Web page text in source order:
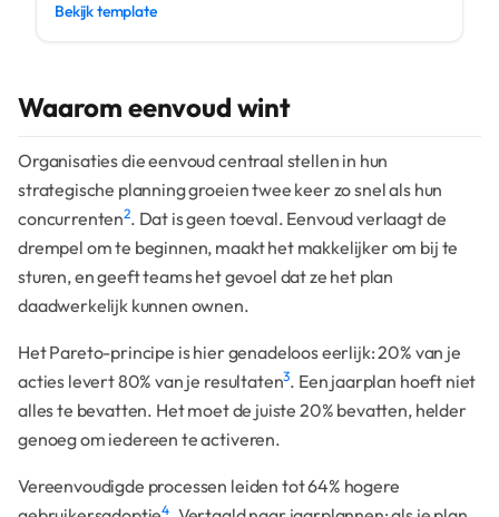
Bekijk template
Waarom eenvoud wint
Organisaties die eenvoud centraal stellen in hun
strategische planning groeien twee keer zo snel als hun
concurrenten2. Dat is geen toeval. Eenvoud verlaagt de
drempel om te beginnen, maakt het makkelijker om bij te
sturen, en geeft teams het gevoel dat ze het plan
daadwerkelijk kunnen ownen.
Het Pareto-principe is hier genadeloos eerlijk: 20% van je
acties levert 80% van je resultaten3. Een jaarplan hoeft niet
alles te bevatten. Het moet de juiste 20% bevatten, helder
genoeg om iedereen te activeren.
Vereenvoudigde processen leiden tot 64% hogere
4